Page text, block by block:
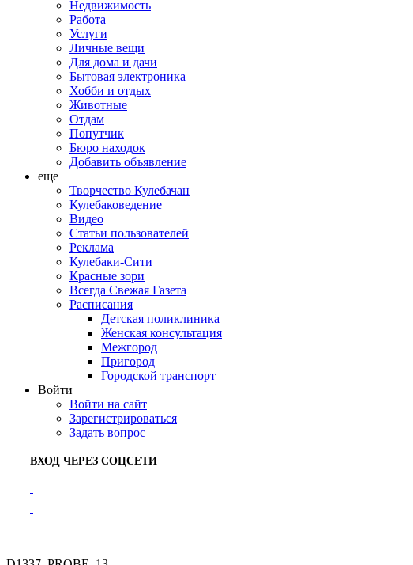
Недвижимость
Работа
Услуги
Личные вещи
Для дома и дачи
Бытовая электроника
Хобби и отдых
Животные
Отдам
Попутчик
Бюро находок
Добавить объявление
еще
Творчество Кулебачан
Кулебаковедение
Видео
Статьи пользователей
Реклама
Кулебаки-Сити
Красные зори
Всегда Свежая Газета
Расписания
Детская поликлиника
Женская консультация
Межгород
Пригород
Городской транспорт
Войти
Войти на сайт
Зарегистрироваться
Задать вопрос
ВХОД ЧЕРЕЗ СОЦСЕТИ